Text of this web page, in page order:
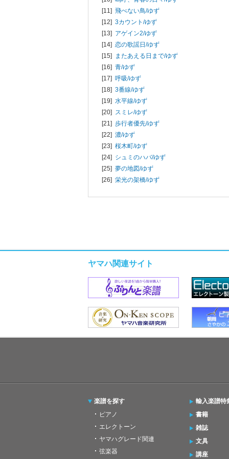
[11] 飛べない鳥/ゆず
[12] 3カウント/ゆず
[13] アゲイン2/ゆず
[14] 恋の歌謡日/ゆず
[15] またあえる日まで/ゆず
[16] 青/ゆず
[17] 呼吸/ゆず
[18] 3番線/ゆず
[19] 水平線/ゆず
[20] スミレ/ゆず
[21] 歩行者優先/ゆず
[22] 濃/ゆず
[23] 桜木町/ゆず
[24] シュミのハバ/ゆず
[25] 夢の地図/ゆず
[26] 栄光の架橋/ゆず
ヤマハ関連サイト
楽譜を探す
ピアノ
エレクトーン
ヤマハグレード関連
弦楽器
輸入楽譜特
書籍
雑誌
文具
講座